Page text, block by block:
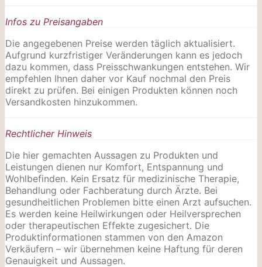
Infos zu Preisangaben
Die angegebenen Preise werden täglich aktualisiert.
Aufgrund kurzfristiger Veränderungen kann es jedoch
dazu kommen, dass Preisschwankungen entstehen. Wir
empfehlen Ihnen daher vor Kauf nochmal den Preis
direkt zu prüfen. Bei einigen Produkten können noch
Versandkosten hinzukommen.
Rechtlicher Hinweis
Die hier gemachten Aussagen zu Produkten und
Leistungen dienen nur Komfort, Entspannung und
Wohlbefinden. Kein Ersatz für medizinische Therapie,
Behandlung oder Fachberatung durch Ärzte. Bei
gesundheitlichen Problemen bitte einen Arzt aufsuchen.
Es werden keine Heilwirkungen oder Heilversprechen
oder therapeutischen Effekte zugesichert. Die
Produktinformationen stammen von den Amazon
Verkäufern – wir übernehmen keine Haftung für deren
Genauigkeit und Aussagen.